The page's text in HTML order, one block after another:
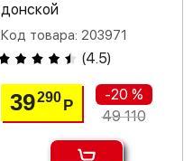
донской
Код товара: 203971
(4.5)
39290 Р
-20 %
49 110